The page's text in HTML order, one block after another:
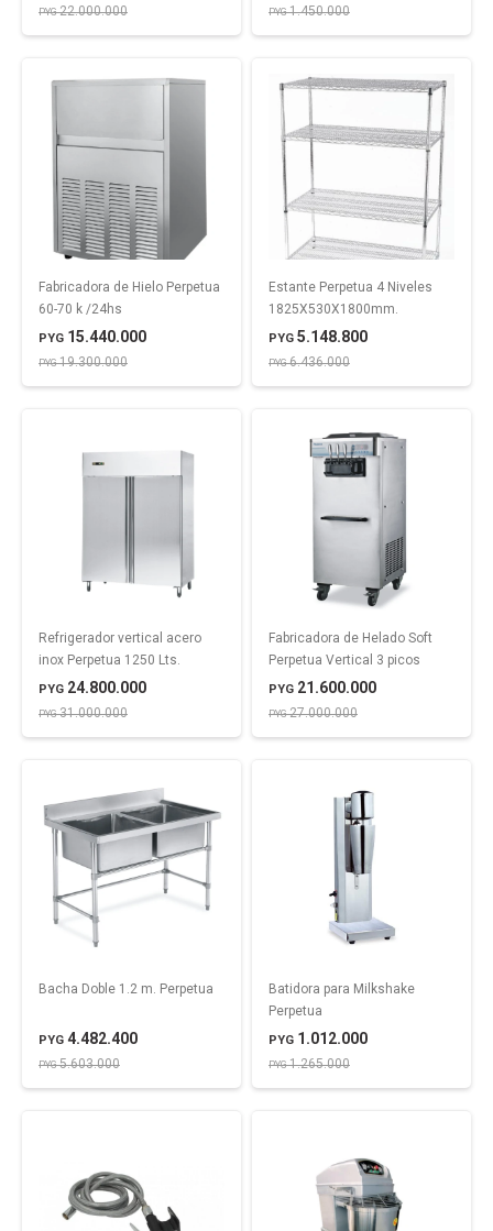
PYG22.000.000 PYG1.450.000
Fabricadora de Hielo Perpetua
60-70 k /24hs
PYG 15.440.000
PYG19.300.000
Estante Perpetua 4 Niveles
1825X530X1800mm.
PYG 5.148.800
PYG6.436.000
Refrigerador vertical acero
inox Perpetua 1250 Lts.
PYG 24.800.000
PYG31.000.000
Fabricadora de Helado Soft
Perpetua Vertical 3 picos
PYG 21.600.000
PYG27.000.000
Bacha Doble 1.2 m. Perpetua
PYG 4.482.400
PYG5.603.000
Batidora para Milkshake
Perpetua
PYG 1.012.000
PYG1.265.000